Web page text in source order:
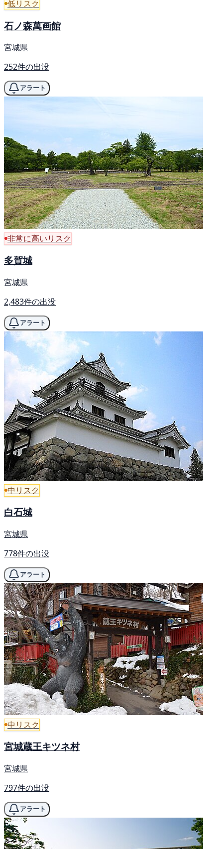
低リスク
石ノ森萬画館
宮城県
252件の出没
アラート
非常に高いリスク
多賀城
宮城県
2,483件の出没
アラート
中リスク
白石城
宮城県
778件の出没
アラート
中リスク
宮城蔵王キツネ村
宮城県
797件の出没
アラート